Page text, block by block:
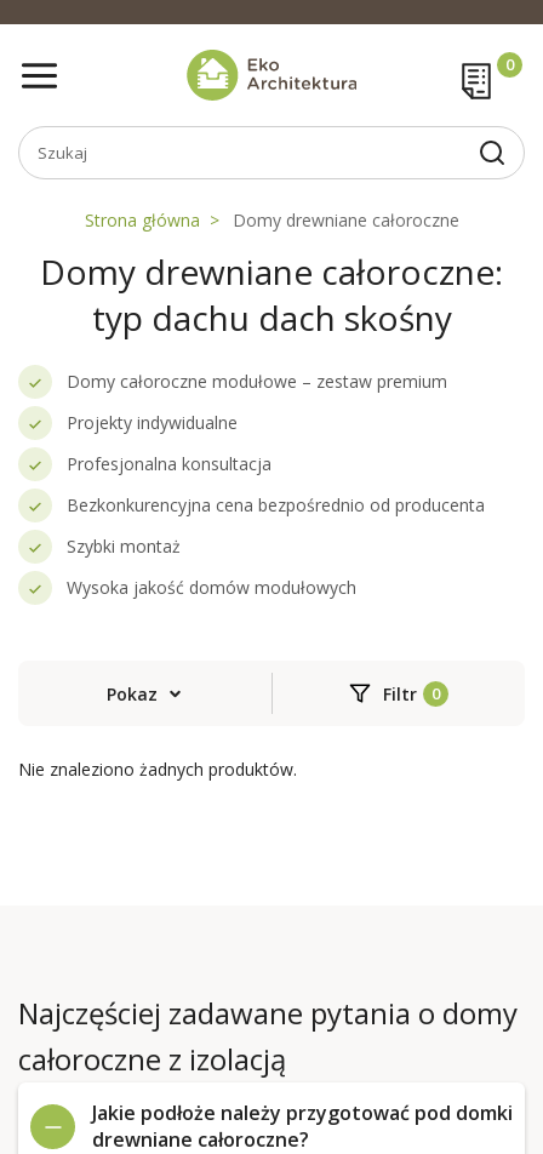
Strona główna Domy drewniane całoroczne
Domy drewniane całoroczne:
typ dachu dach skośny
Domy całoroczne modułowe – zestaw premium
Projekty indywidualne
Profesjonalna konsultacja
Bezkonkurencyjna cena bezpośrednio od producenta
Szybki montaż
Wysoka jakość domów modułowych
Pokaz Filtr
Nie znaleziono żadnych produktów.
Najczęściej zadawane pytania o domy
całoroczne z izolacją
Jakie podłoże należy przygotować pod domki
drewniane całoroczne?